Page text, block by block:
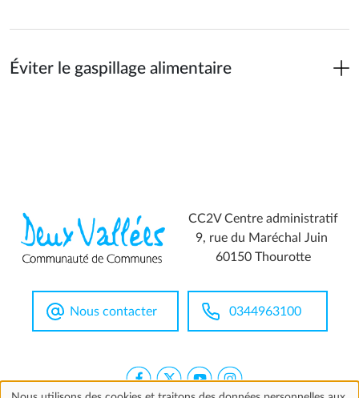
Éviter le gaspillage alimentaire
CC2V Centre administratif
9, rue du Maréchal Juin
60150 Thourotte
Nous contacter 0344963100